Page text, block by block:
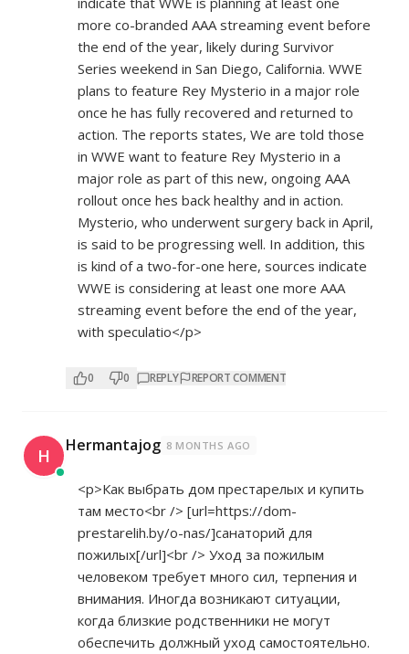
more co-branded AAA streaming event before
the end of the year, likely during Survivor
Series weekend in San Diego, California. WWE
plans to feature Rey Mysterio in a major role
once he has fully recovered and returned to
action. The reports states, We are told those
in WWE want to feature Rey Mysterio in a
major role as part of this new, ongoing AAA
rollout once hes back healthy and in action.
Mysterio, who underwent surgery back in April,
is said to be progressing well. In addition, this
is kind of a two-for-one here, sources indicate
WWE is considering at least one more AAA
streaming event before the end of the year,
with speculatio</p>
0 0 REPLY REPORT COMMENT
H Hermantajog 8 MONTHS AGO
<p>Как выбрать дом престарелых и купить
там место<br /> [url=https://dom-
prestarelih.by/o-nas/]санаторий для
пожилых[/url]<br /> Уход за пожилым
человеком требует много сил, терпения и
внимания. Иногда возникают ситуации,
когда близкие родственники не могут
обеспечить должный уход самостоятельно.